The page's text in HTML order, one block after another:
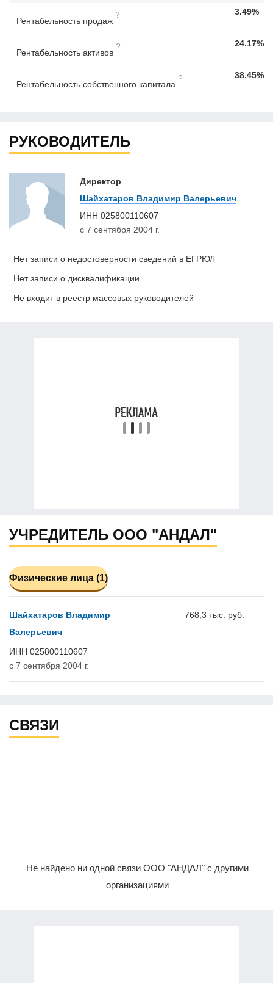
Рентабельность продаж
? 3.49%
Рентабельность активов
? 24.17%
Рентабельность собственного капитала
? 38.45%
РУКОВОДИТЕЛЬ
Директор
Шайхатаров Владимир Валерьевич
ИНН 025800110607
с 7 сентября 2004 г.
Нет записи о недостоверности сведений в ЕГРЮЛ
Нет записи о дисквалификации
Не входит в реестр массовых руководителей
УЧРЕДИТЕЛЬ ООО "АНДАЛ"
Физические лица (1)
Шайхатаров Владимир
Валерьевич
ИНН 025800110607
с 7 сентября 2004 г.
768,3 тыс. руб.
СВЯЗИ
Не найдено ни одной связи ООО "АНДАЛ" с другими
организациями